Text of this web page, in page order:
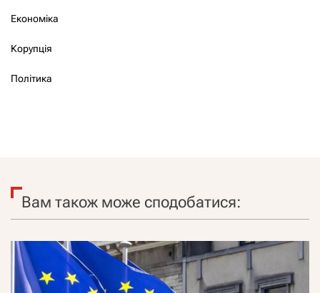
Економіка
Корупція
Політика
Вам також може сподобатися: